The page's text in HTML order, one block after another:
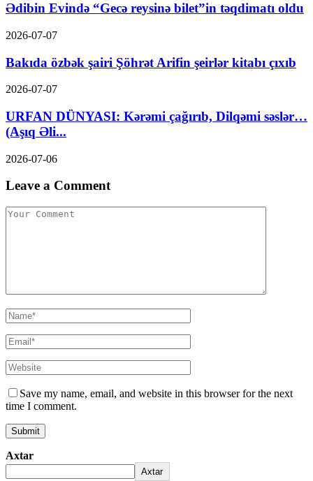
Ədibin Evində “Gecə reysinə bilet”in təqdimatı oldu
2026-07-07
Bakıda özbək şairi Şöhrət Arifin şeirlər kitabı çıxıb
2026-07-07
URFAN DÜNYASI: Kərəmi çağırıb, Dilqəmi səslər…
(Aşıq Əli...
2026-07-06
Leave a Comment
Save my name, email, and website in this browser for the next
time I comment.
Axtar
Axtar